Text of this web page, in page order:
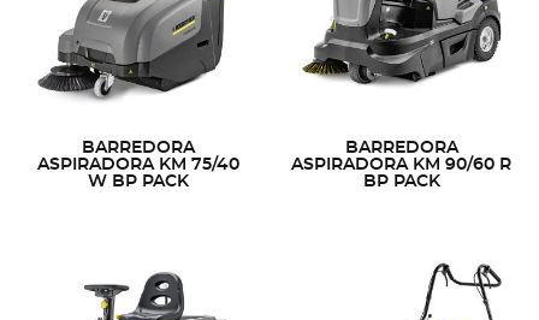
BARREDORA
ASPIRADORA KM 75/40
W BP PACK
BARREDORA
ASPIRADORA KM 90/60 R
BP PACK